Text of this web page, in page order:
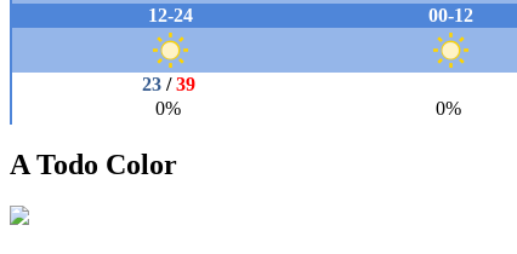
A Todo Color